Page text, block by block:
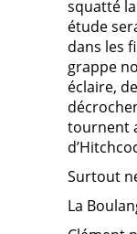
squatté
étude
dans les
grappe
éclaire,
tournent
Surtout
La